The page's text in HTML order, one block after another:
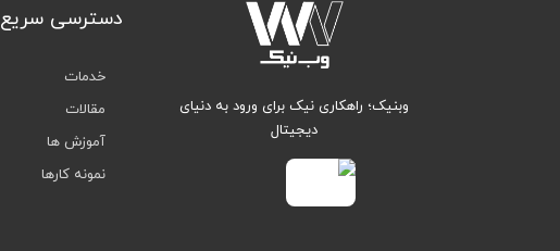
وبنیک؛ راهکاری نیک برای ورود به دنیای
دیجیتال
دسترسی سریع
خدمات
مقالات
آموزش ها
نمونه کارها